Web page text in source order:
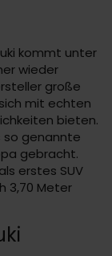
kommt unter
wieder
große
mit echten
bieten.
so genannte
gebracht.
erstes SUV
3,70 Meter